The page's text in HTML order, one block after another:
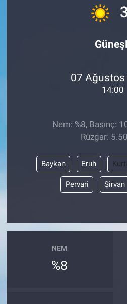
07 Ağustos
14:00
Nem: %8, Basınç:
Rüzgar:
Baykan Eruh
Pervari Şirvan
NEM
%8